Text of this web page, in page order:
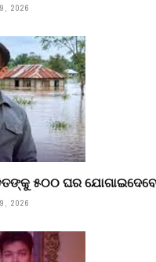
2026
୫୦୦ ଘର
2026